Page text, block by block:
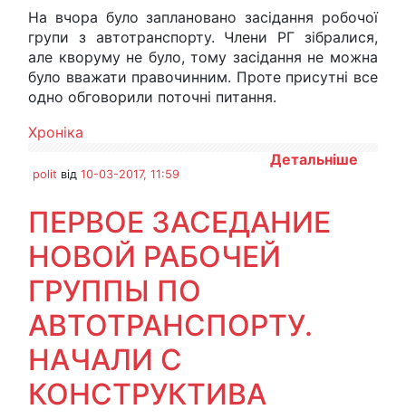
На вчора було заплановано засідання робочої
групи з автотранспорту. Члени РГ зібралися,
але кворуму не було, тому засідання не можна
було вважати правочинним. Проте присутні все
одно обговорили поточні питання.
Хроніка
Детальніше
polit від 10-03-2017, 11:59
ПЕРВОЕ ЗАСЕДАНИЕ
НОВОЙ РАБОЧЕЙ
ГРУППЫ ПО
АВТОТРАНСПОРТУ.
НАЧАЛИ С
КОНСТРУКТИВА